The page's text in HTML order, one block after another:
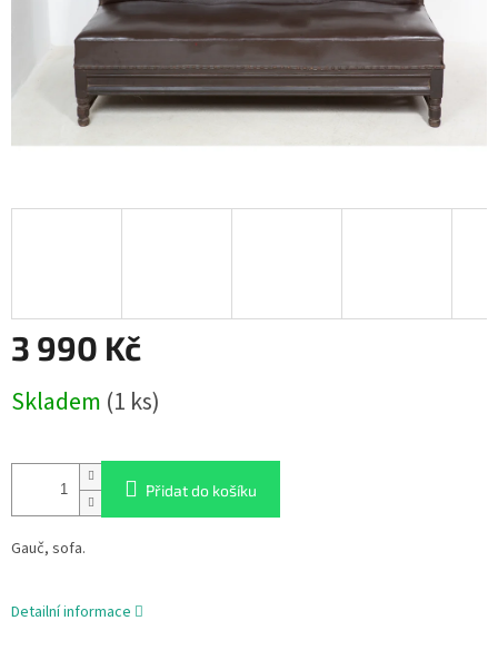
3 990 Kč
cena:
Skladem (1 ks)
Přidat do košíku
Gauč, sofa.
Detailní informace